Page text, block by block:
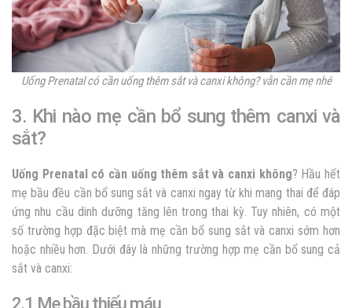
Uống Prenatal có cần uống thêm sắt và canxi không? vẫn cần mẹ nhé
3. Khi nào mẹ cần bổ sung thêm canxi và
sắt?
Uống Prenatal có cần uống thêm sắt và canxi không? Hầu hết
mẹ bầu đều cần bổ sung sắt và canxi ngay từ khi mang thai để đáp
ứng nhu cầu dinh dưỡng tăng lên trong thai kỳ. Tuy nhiên, có một
số trường hợp đặc biệt mà mẹ cần bổ sung sắt và canxi sớm hơn
hoặc nhiều hơn. Dưới đây là những trường hợp mẹ cần bổ sung cả
sắt và canxi:
2.1 Mẹ bầu thiếu máu